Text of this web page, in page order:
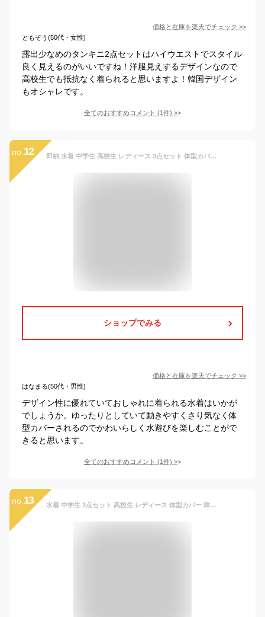
価格と在庫を楽天でチェック >>
ともぞう(50代・女性)
露出少なめのタンキニ2点セットはハイウエストでスタイル
良く見えるのがいいですね！洋服見えするデザインなので
高校生でも抵抗なく着られると思いますよ！韓国デザイン
もオシャレです。
全てのおすすめコメント (1件) >
no. 12 即納 水着 中学生 高校生 レディース 3点セット 体型カバー 小学生 女子 洋服見え 韓国 露出控え 大学生 女の子 大きいサイズ セパレート セットアップ 韓国風 ラッシュガード スポーツ ショートパンツ UVカット サウナ用 温泉 プール スイミンウェア ビーチバレー タンキニ
ショップでみる
価格と在庫を楽天でチェック >>
はなまる(50代・男性)
デザイン性に優れていておしゃれに着られる水着はいかが
でしょうか。ゆったりとしていて動きやすくさり気なく体
型カバーされるのでかわいらしく水遊びを楽しむことがで
きると思います。
全てのおすすめコメント (1件) >
no. 13 水着 中学生 3点セット 高校生 レディース 体型カバー 韓国 露出控え 大学生 女の子 セパレート セットアップ 韓国風 ラッシュガード ガールズ スポーツ 夏 ショートパンツ プール フィットネス ビーチバレー タンキニ ビキニ